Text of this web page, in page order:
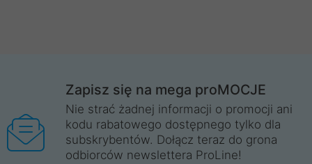
Zapisz się na mega proMOCJE
Nie strać żadnej informacji o promocji ani
kodu rabatowego dostępnego tylko dla
subskrybentów. Dołącz teraz do grona
odbiorców newslettera ProLine!